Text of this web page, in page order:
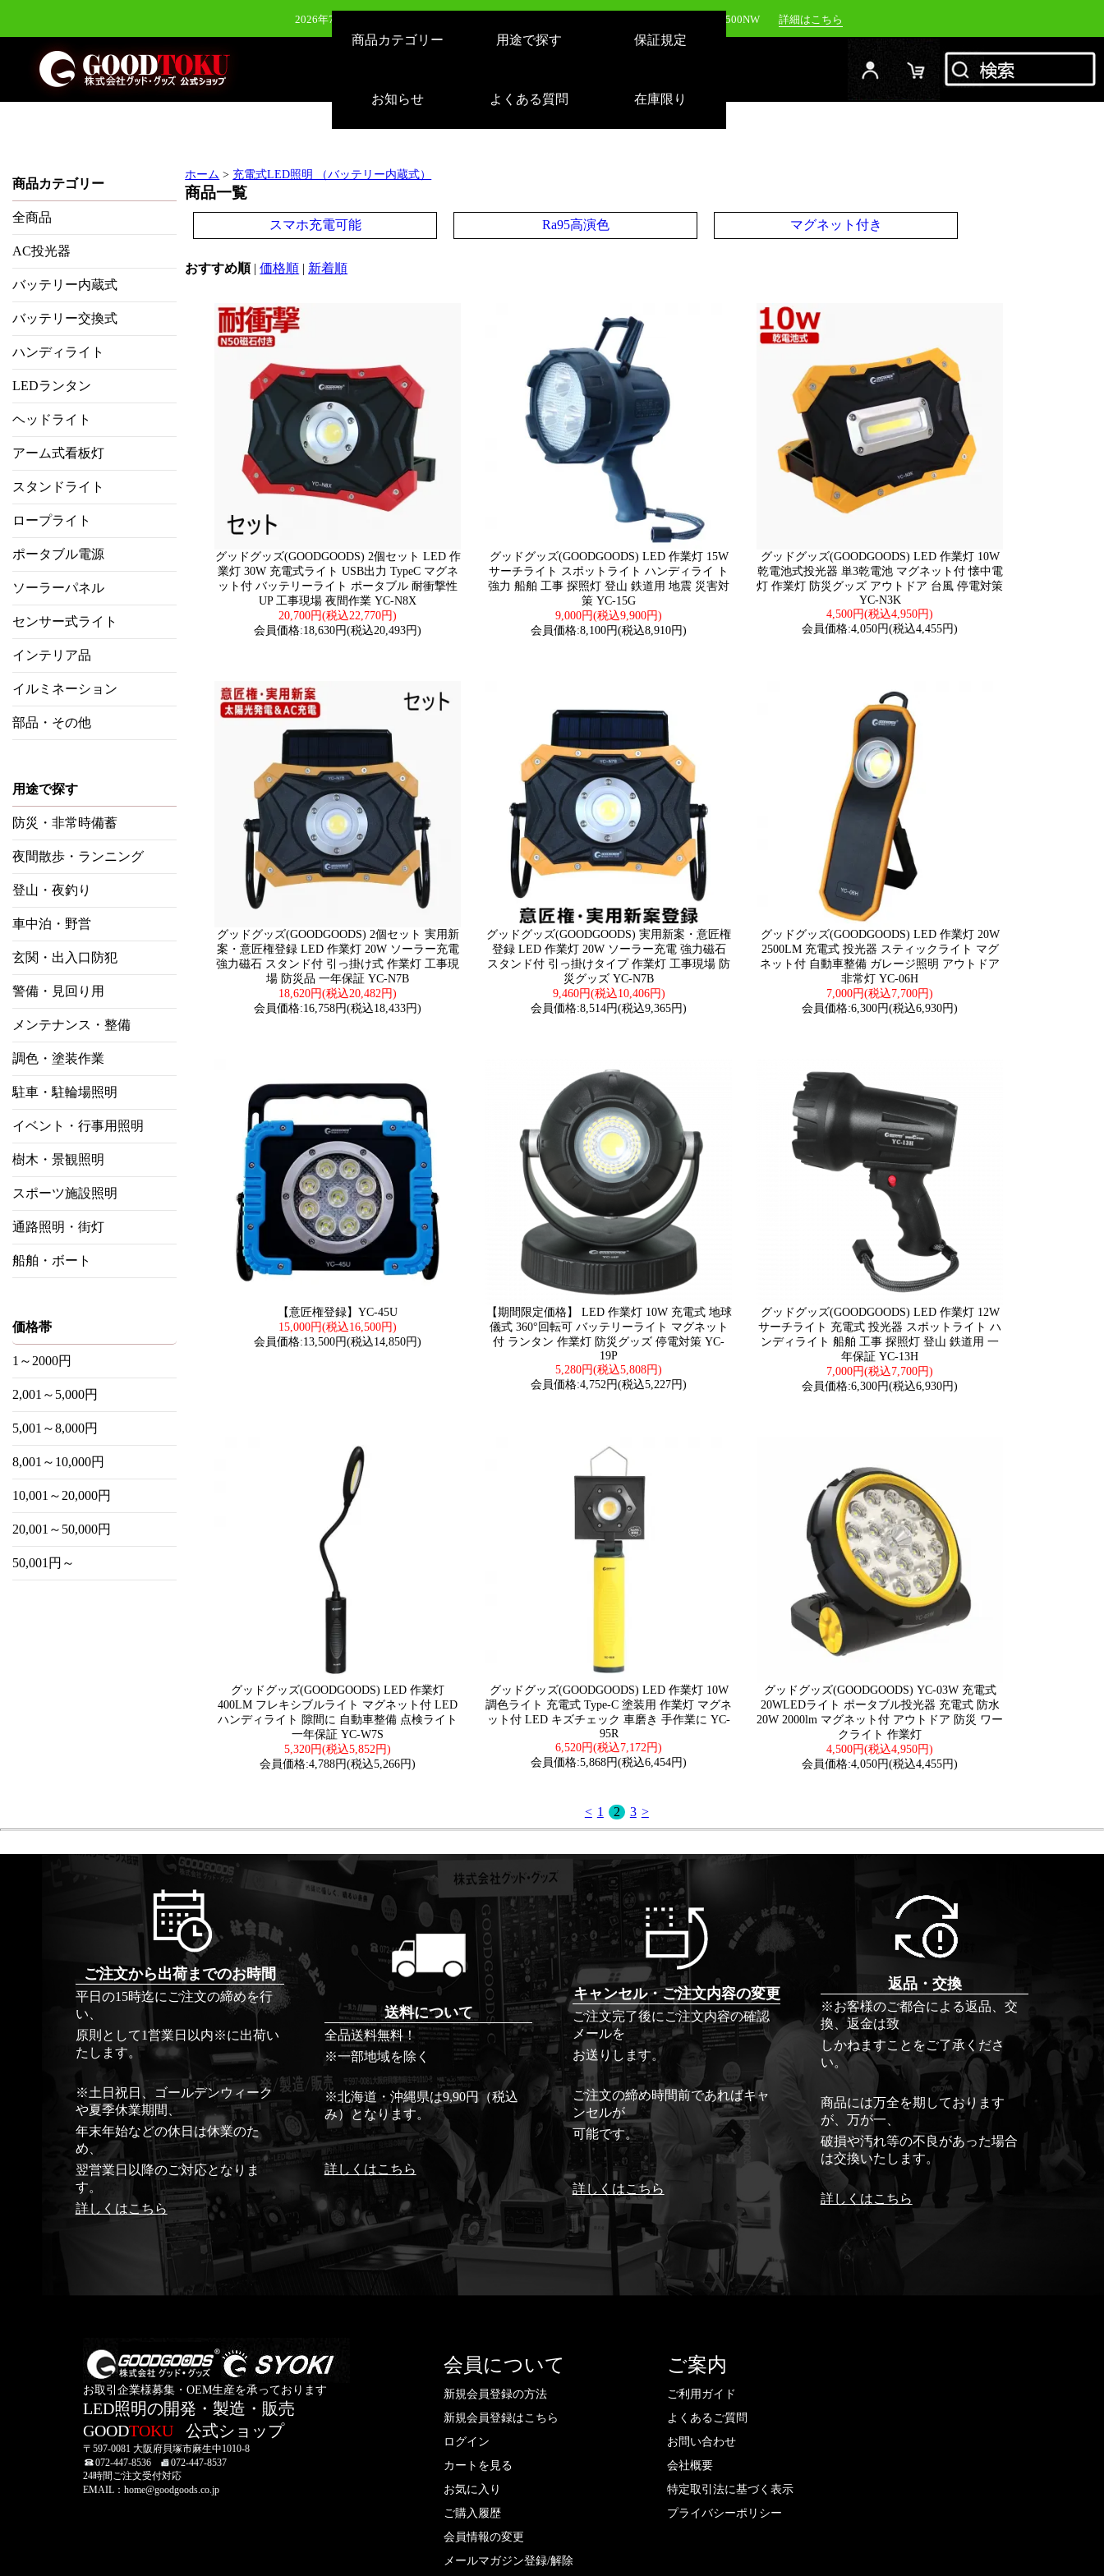
2026年7月28日（火）新発売：500W LEDバルーンライト AirGlowエアグロウ EVO KT-BL500NW 詳細はこちら
2026年6月24日（水）新発売：LEDサーチライト 充電式 10000lm 1500m遠距離照射 スタンドつき IP65 YC-1500M
2026年8月3日（月）新発売：逆富士形 40W形/24W切り替え 4800lm 天井照明 LD-24-40RFJ
商品カテゴリー 用途で探す 保証規定
お知らせ よくある質問 在庫限り
商品カテゴリー
全商品
AC投光器
バッテリー内蔵式
バッテリー交換式
ハンディライト
LEDランタン
ヘッドライト
アーム式看板灯
スタンドライト
ロープライト
ポータブル電源
ソーラーパネル
センサー式ライト
インテリア品
イルミネーション
部品・その他
用途で探す
防災・非常時備蓄
夜間散歩・ランニング
登山・夜釣り
車中泊・野営
玄関・出入口防犯
警備・見回り用
メンテナンス・整備
調色・塗装作業
駐車・駐輪場照明
イベント・行事用照明
樹木・景観照明
スポーツ施設照明
通路照明・街灯
船舶・ボート
価格帯
1～2000円
2,001～5,000円
5,001～8,000円
8,001～10,000円
10,001～20,000円
20,001～50,000円
50,001円～
ホーム > 充電式LED照明 （バッテリー内蔵式）
商品一覧
スマホ充電可能 Ra95高演色 マグネット付き
おすすめ順|価格順 | 新着順
グッドグッズ(GOODGOODS) 2個セット LED 作
業灯 30W 充電式ライト USB出力 TypeC マグネ
ット付 バッテリーライト ポータブル 耐衝撃性
UP 工事現場 夜間作業 YC-N8X
20,700円(税込22,770円)
会員価格:18,630円(税込20,493円)
グッドグッズ(GOODGOODS) LED 作業灯 15W
サーチライト スポットライト ハンディライ ト
強力 船舶 工事 探照灯 登山 鉄道用 地震 災害対
策 YC-15G
9,000円(税込9,900円)
会員価格:8,100円(税込8,910円)
グッドグッズ(GOODGOODS) LED 作業灯 10W
乾電池式投光器 単3乾電池 マグネット付 懐中電
灯 作業灯 防災グッズ アウトドア 台風 停電対策
YC-N3K
4,500円(税込4,950円)
会員価格:4,050円(税込4,455円)
グッドグッズ(GOODGOODS) 2個セット 実用新
案・意匠権登録 LED 作業灯 20W ソーラー充電
強力磁石 スタンド付 引っ掛け式 作業灯 工事現
場 防災品 一年保証 YC-N7B
18,620円(税込20,482円)
会員価格:16,758円(税込18,433円)
グッドグッズ(GOODGOODS) 実用新案・意匠権
登録 LED 作業灯 20W ソーラー充電 強力磁石
スタンド付 引っ掛けタイプ 作業灯 工事現場 防
災グッズ YC-N7B
9,460円(税込10,406円)
会員価格:8,514円(税込9,365円)
グッドグッズ(GOODGOODS) LED 作業灯 20W
2500LM 充電式 投光器 スティックライト マグ
ネット付 自動車整備 ガレージ照明 アウトドア
非常灯 YC-06H
7,000円(税込7,700円)
会員価格:6,300円(税込6,930円)
【意匠権登録】YC-45U
15,000円(税込16,500円)
会員価格:13,500円(税込14,850円)
【期間限定価格】 LED 作業灯 10W 充電式 地球
儀式 360°回転可 バッテリーライト マグネット
付 ランタン 作業灯 防災グッズ 停電対策 YC-
19P
5,280円(税込5,808円)
会員価格:4,752円(税込5,227円)
グッドグッズ(GOODGOODS) LED 作業灯 12W
サーチライト 充電式 投光器 スポットライト ハ
ンディライト 船舶 工事 探照灯 登山 鉄道用 一
年保証 YC-13H
7,000円(税込7,700円)
会員価格:6,300円(税込6,930円)
グッドグッズ(GOODGOODS) LED 作業灯
400LM フレキシブルライト マグネット付 LED
ハンディライト 隙間に 自動車整備 点検ライト
一年保証 YC-W7S
5,320円(税込5,852円)
会員価格:4,788円(税込5,266円)
グッドグッズ(GOODGOODS) LED 作業灯 10W
調色ライト 充電式 Type-C 塗装用 作業灯 マグネ
ット付 LED キズチェック 車磨き 手作業に YC-
95R
6,520円(税込7,172円)
会員価格:5,868円(税込6,454円)
グッドグッズ(GOODGOODS) YC-03W 充電式
20WLEDライト ポータブル投光器 充電式 防水
20W 2000lm マグネット付 アウトドア 防災 ワー
クライト 作業灯
4,500円(税込4,950円)
会員価格:4,050円(税込4,455円)
< 1 2 3 >
ご注文から出荷までのお時間
平日の15時迄にご注文の締めを行
い、
原則として1営業日以内※に出荷い
たします。
※土日祝日、ゴールデンウィーク
や夏季休業期間、
年末年始などの休日は休業のた
め、
翌営業日以降のご対応となりま
す。
詳しくはこちら
送料について
全品送料無料！
※一部地域を除く
※北海道・沖縄県は9,90円（税込
み）となります。
詳しくはこちら
キャンセル・ご注文内容の変更
ご注文完了後にご注文内容の確認
メールを
お送りします。
ご注文の締め時間前であればキャ
ンセルが
可能です。
詳しくはこちら
返品・交換
※お客様のご都合による返品、交
換、返金は致
しかねますことをご了承くださ
い。
商品には万全を期しております
が、万が一、
破損や汚れ等の不良があった場合
は交換いたします。
詳しくはこちら
お取引企業様募集・OEM生産を承っております
LED照明の開発・製造・販売
GOODTOKU 公式ショップ
〒597-0081 大阪府貝塚市麻生中1010-8
072-447-8536
072-447-8537
24時間ご注文受付対応
EMAIL：home@goodgoods.co.jp
会員について
新規会員登録の方法
新規会員登録はこちら
ログイン
カートを見る
お気に入り
ご購入履歴
会員情報の変更
メールマガジン登録/解除
ご案内
ご利用ガイド
よくあるご質問
お問い合わせ
会社概要
特定取引法に基づく表示
プライバシーポリシー